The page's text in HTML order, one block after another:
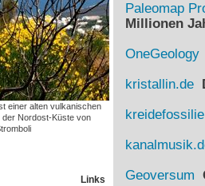
einer alten vulkanischen
der Nordost-Küste von
Links
Paleomap
Millionen
OneGeology
kristallin.de
Geoversum